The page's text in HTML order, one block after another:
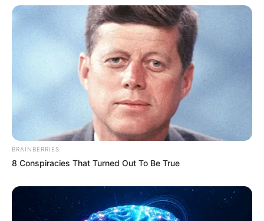
BRAINBERRIES
8 Conspiracies That Turned Out To Be True